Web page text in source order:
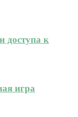
доступа к
игра